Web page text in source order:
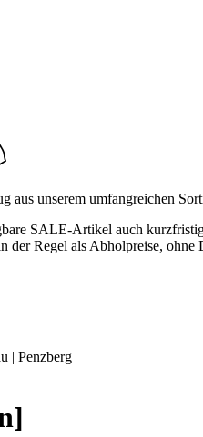
aus unserem umfangreichen
SALE-Artikel auch
der Regel als Abholpreise,